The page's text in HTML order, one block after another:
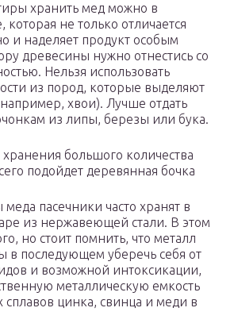
хранить мед можно в
которая не только отличается
и наделяет продукт особым
древесины нужно отнестись со
Нельзя использовать
из пород, которые выделяют
хвои). Лучше отдать
из липы, березы или бука.
большого количества
подойдет деревянная бочка
пасечники часто хранят в
из нержавеющей стали. В этом
но стоит помнить, что металл
в последующем уберечь себя от
и возможной интоксикации,
металлическую емкость
сплавов цинка, свинца и меди в